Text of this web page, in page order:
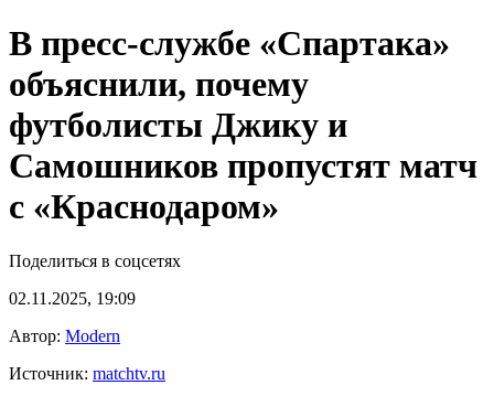
В пресс‑службе «Спартака»
объяснили, почему
футболисты Джику и
Самошников пропустят матч
с «Краснодаром»
Поделиться в соцсетях
02.11.2025, 19:09
Автор: Modern
Источник: matchtv.ru